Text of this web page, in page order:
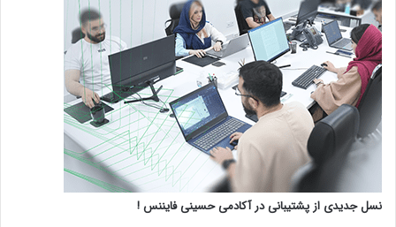
نسل جدیدی از پشتیبانی در آکادمی حسینی فایننس !